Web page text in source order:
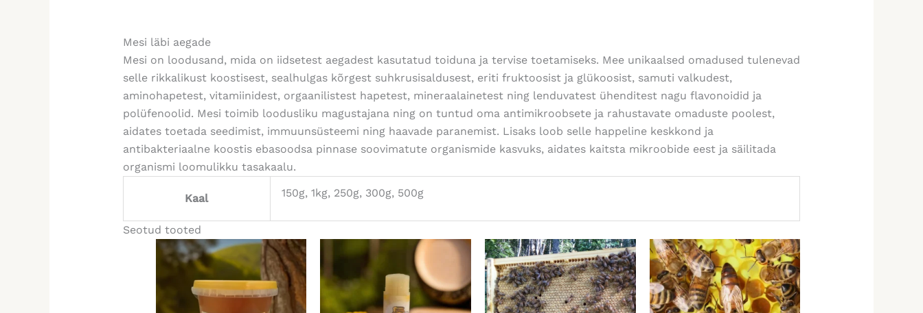
Mesi läbi aegade
Mesi on loodusand, mida on iidsetest aegadest kasutatud toiduna ja tervise toetamiseks. Mee unikaalsed omadused tulenevad
selle rikkalikust koostisest, sealhulgas kõrgest suhkrusisaldusest, eriti fruktoosist ja glükoosist, samuti valkudest,
aminohapetest, vitamiinidest, orgaanilistest hapetest, mineraalainetest ning lenduvatest ühenditest nagu flavonoidid ja
polüfenoolid. Mesi toimib loodusliku magustajana ning on tuntud oma antimikroobsete ja rahustavate omaduste poolest,
aidates toetada seedimist, immuunsüsteemi ning haavade paranemist. Lisaks loob selle happeline keskkond ja
antibakteriaalne koostis ebasoodsa pinnase soovimatute organismide kasvuks, aidates kaitsta mikroobide eest ja säilitada
organismi loomulikku tasakaalu.
Kaal 150g, 1kg, 250g, 300g, 500g
Seotud tooted